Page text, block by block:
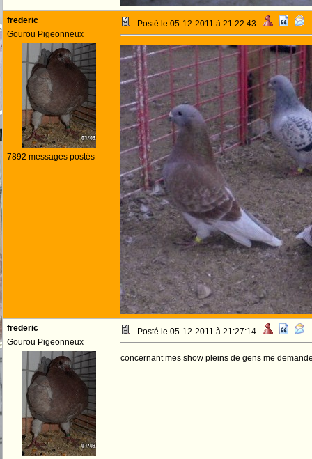
frederic
Gourou Pigeonneux
7892 messages postés
Posté le 05-12-2011 à 21:22:43
frederic
Gourou Pigeonneux
Posté le 05-12-2011 à 21:27:14
concernant mes show pleins de gens me